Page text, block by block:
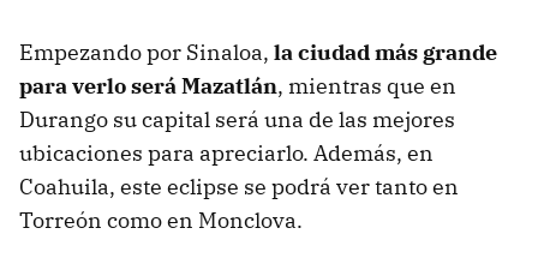
Empezando por Sinaloa, la ciudad más grande
para verlo será Mazatlán, mientras que en
Durango su capital será una de las mejores
ubicaciones para apreciarlo. Además, en
Coahuila, este eclipse se podrá ver tanto en
Torreón como en Monclova.